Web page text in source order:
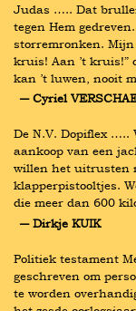
Judas ….. Dat
tegen Hem
storremronken. Mijn
kruis! Aan ’t
kan ’t luwen, nooit
― Cyriel
De N.V. Dopiflex …..
aankoop van een
willen het uitrusten
klapperpistooltjes.
die meer dan 600
― Dirkje KUIK
Politiek testament
geschreven om
te worden